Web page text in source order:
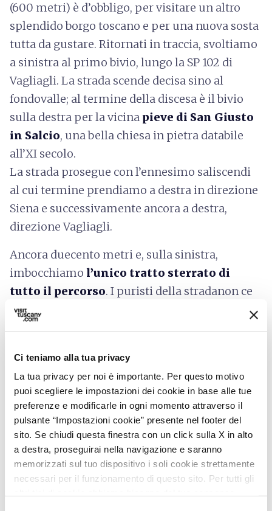
Ci teniamo alla tua privacy
La tua privacy per noi è importante. Per questo motivo
puoi scegliere le impostazioni dei cookie in base alle tue
preferenze e modificarle in ogni momento attraverso il
pulsante “Impostazioni cookie” presente nel footer del
sito. Se chiudi questa finestra con un click sulla X in alto
a destra, proseguirai nella navigazione e saranno
memorizzati sul tuo dispositivo i soli cookie strettamente
necessari per il funzionamento di questo sito. Per tutti gli
(600 metri) è d’obbligo, per visitare un altro
splendido borgo toscano e per una nuova sosta
tutta da gustare. Ritornati in traccia, svoltiamo
a sinistra al primo bivio, lungo la SP 102 di
Vagliagli. La strada scende decisa sino al
fondovalle; al termine della discesa è il bivio
sulla destra per la vicina pieve di San Giusto
in Salcio, una bella chiesa in pietra databile
all’XI secolo.
La strada prosegue con l’ennesimo saliscendi
al cui termine prendiamo a destra in direzione
Siena e successivamente ancora a destra,
direzione Vagliagli.
Ancora duecento metri e, sulla sinistra,
imbocchiamo l’unico tratto sterrato di
tutto il percorso. I puristi della stradanon ce
ne vorranno, ma si è voluto in questo modo
“strada bianca”, scorrevole e ben battuta. Il
tratto è molto breve, con una prima parte (un
chilometro) perfettamente piana e
assolutamente godibile, a cui segue uno
strappo duro di 100m, asfaltato. Lo sterrato
riprende per ulteriori 500 metri sino a
giungere nei pressi di una fattoria dove il fondo